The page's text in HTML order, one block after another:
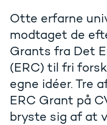
Otte erfarne
modtaget de
Grants fra Det
(ERC) til fri
egne idéer. Tre
ERC Grant på
bryste sig af at